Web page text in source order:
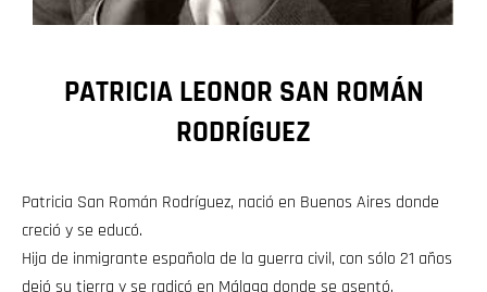
PATRICIA LEONOR SAN ROMÁN
RODRÍGUEZ
Patricia San Román Rodríguez, nació en Buenos Aires donde
creció y se educó.
Hija de inmigrante española de la guerra civil, con sólo 21 años
dejó su tierra y se radicó en Málaga donde se asentó.